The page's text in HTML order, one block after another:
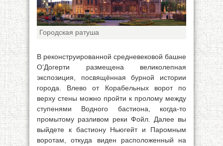
Городская ратуша
В реконструированной средневековой башне
О’Догерти размещена великолепная
экспозиция, посвящённая бурной истории
города. Влево от Корабельных ворот по
верху стены можно пройти к пролому между
ступенями Водного бастиона, когда-то
промытому разливом реки Фойл. Далее вы
выйдете к бастиону Ньюгейт и Паромным
воротам, откуда виден расположенный на